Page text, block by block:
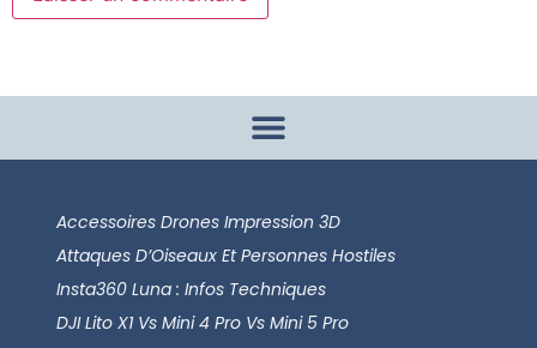
Accessoires Drones Impression 3D
Attaques D’Oiseaux Et Personnes Hostiles
Insta360 Luna : Infos Techniques
DJI Lito X1 Vs Mini 4 Pro Vs Mini 5 Pro